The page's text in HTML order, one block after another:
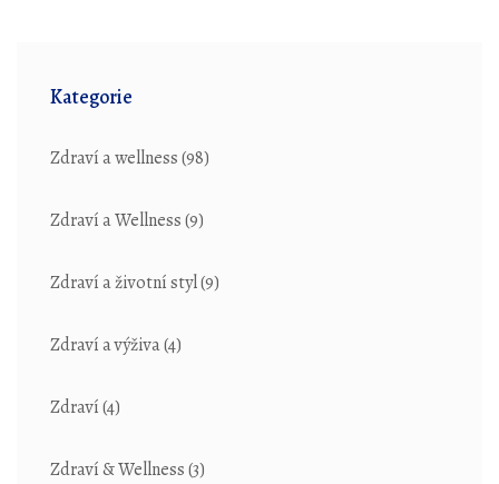
Kategorie
Zdraví a wellness(98)
Zdraví a Wellness(9)
Zdraví a životní styl(9)
Zdraví a výživa(4)
Zdraví(4)
Zdraví & Wellness(3)